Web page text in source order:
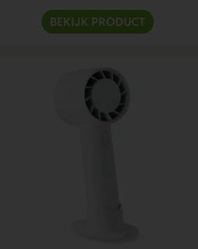
BEKIJK PRODUCT